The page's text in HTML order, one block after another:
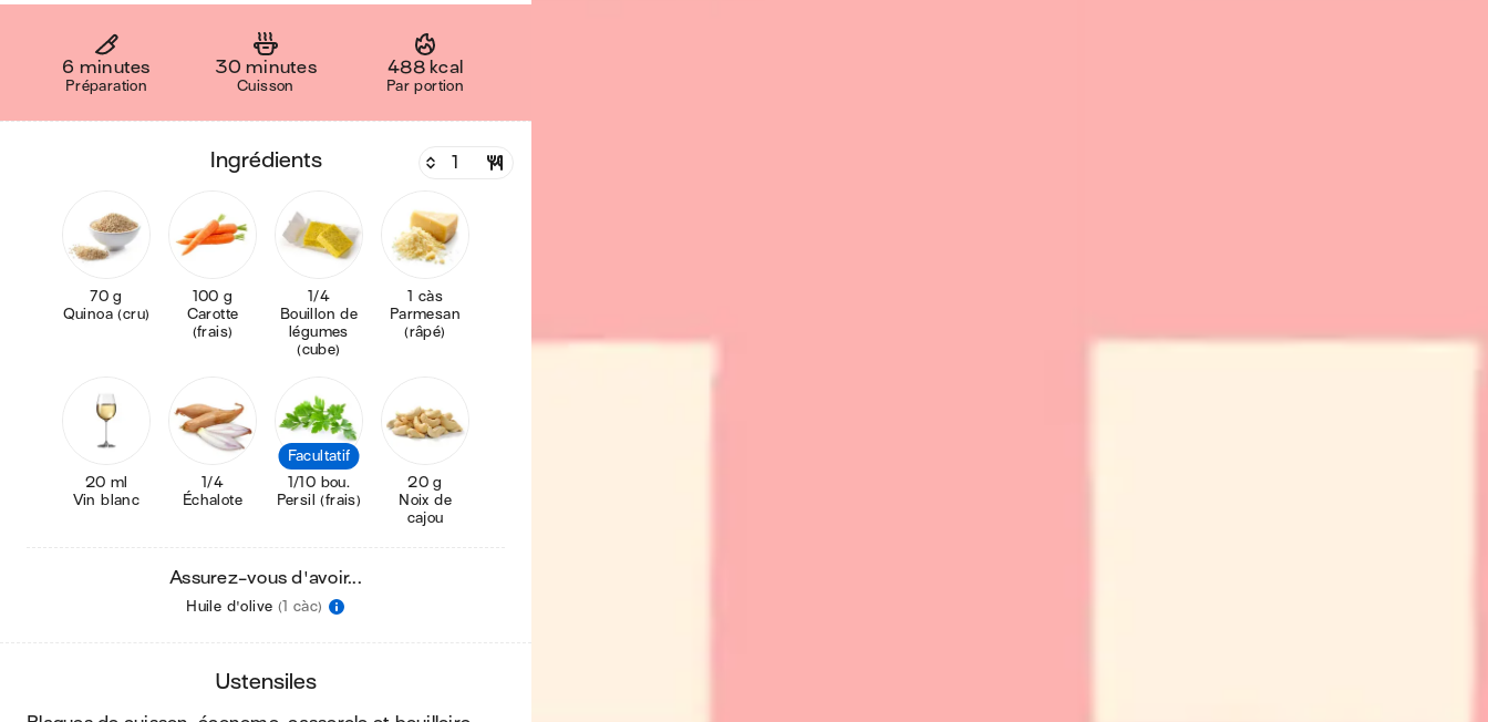
6 minutes
Préparation
30 minutes
Cuisson
488 kcal
Par portion
ingrédients
70 g
Quinoa (cru)
100 g
Carotte
(frais)
1/4
Bouillon de
légumes
(cube)
1 càs
Parmesan
(râpé)
20 ml
Vin blanc
1/4
Échalote
Facultatif
1/10 bou.
Persil (frais)
20 g
Noix de
cajou
Assurez-vous d'avoir...
Huile d'olive (1 càc)
ustensiles